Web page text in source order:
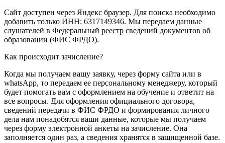
Сайт доступен через Яндекс браузер. Для поиска необходимо
добавить только ИНН: 6317149346. Мы передаем данные
слушателей в Федеральный реестр сведений документов об
образовании (ФИС ФРДО).
Как происходит зачисление?
Когда мы получаем вашу заявку, через форму сайта или в
whatsApp, то передаем ее персональному менеджеру, который
будет помогать вам с оформлением на обучение и ответит на
все вопросы. Для оформления официального договора,
сведений передачи в ФИС ФРДО и формирования личного
дела нам понадобятся ваши данные, которые мы получаем
через форму электронной анкеты на зачисление. Она
заполняется один раз, а сведения хранятся в защищенной базе.